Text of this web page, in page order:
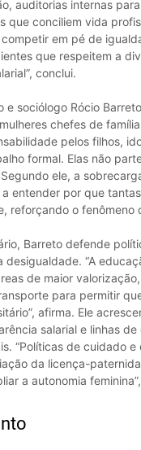
auditorias internas
que conciliem vida
em pé de
que respeitem a
conclui.
e sociólogo Rócio
chefes de
pelos filhos,
formal. Elas não
ele, a
entender por que
reforçando o fenômeno
Barreto defende
desigualdade. “A
de maior
para permitir
afirma. Ele
salarial e linhas
“Políticas de cuidado
da licença-
a autonomia